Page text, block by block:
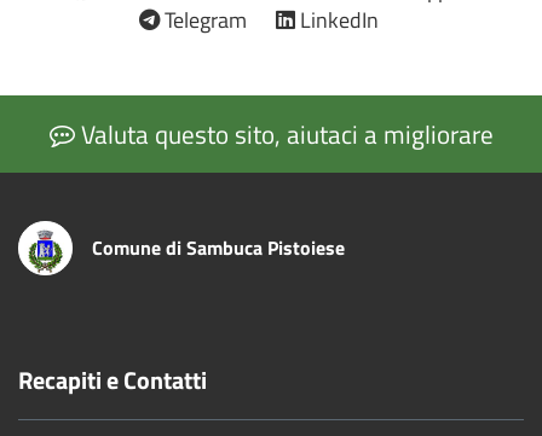
Telegram
LinkedIn
Valuta questo sito, aiutaci a migliorare
Comune di Sambuca Pistoiese
Recapiti e Contatti